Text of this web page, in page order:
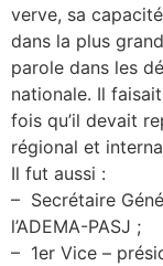
verve, sa
dans la plus
parole dans les
nationale. Il
fois qu’il devait
régional et
Il fut aussi :
– Secrétaire
l’ADEMA-PASJ ;
– 1er Vice –